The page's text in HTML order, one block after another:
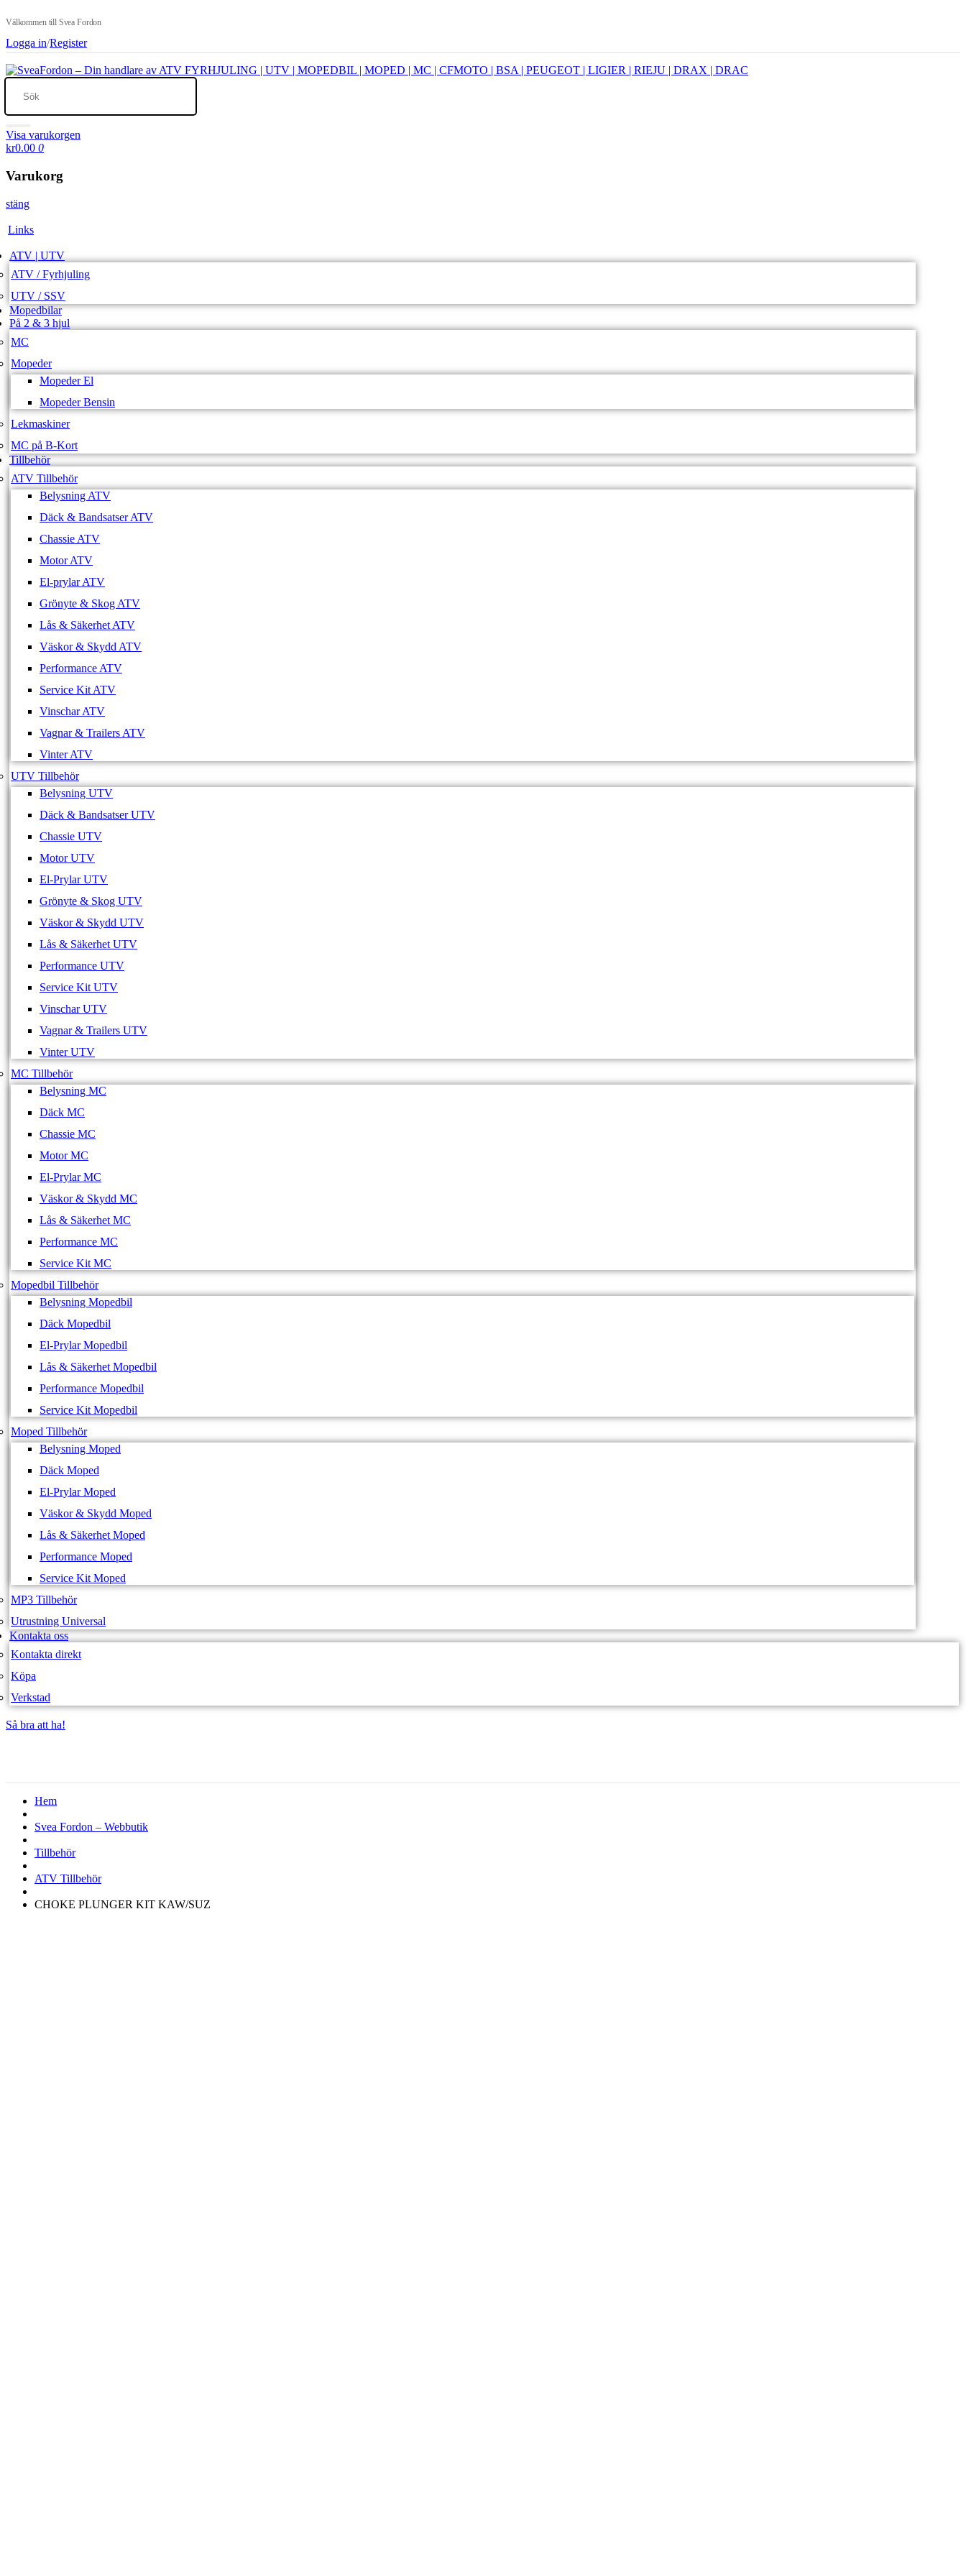
Välkommen till Svea Fordon
Logga in/Register
Visa varukorgen
kr0.00 0
Varukorg
stäng
Links
ATV | UTV
ATV / Fyrhjuling
UTV / SSV
Mopedbilar
På 2 & 3 hjul
MC
Mopeder
Mopeder El
Mopeder Bensin
Lekmaskiner
MC på B-Kort
Tillbehör
ATV Tillbehör
Belysning ATV
Däck & Bandsatser ATV
Chassie ATV
Motor ATV
El-prylar ATV
Grönyte & Skog ATV
Lås & Säkerhet ATV
Väskor & Skydd ATV
Performance ATV
Service Kit ATV
Vinschar ATV
Vagnar & Trailers ATV
Vinter ATV
UTV Tillbehör
Belysning UTV
Däck & Bandsatser UTV
Chassie UTV
Motor UTV
El-Prylar UTV
Grönyte & Skog UTV
Väskor & Skydd UTV
Lås & Säkerhet UTV
Performance UTV
Service Kit UTV
Vinschar UTV
Vagnar & Trailers UTV
Vinter UTV
MC Tillbehör
Belysning MC
Däck MC
Chassie MC
Motor MC
El-Prylar MC
Väskor & Skydd MC
Lås & Säkerhet MC
Performance MC
Service Kit MC
Mopedbil Tillbehör
Belysning Mopedbil
Däck Mopedbil
El-Prylar Mopedbil
Lås & Säkerhet Mopedbil
Performance Mopedbil
Service Kit Mopedbil
Moped Tillbehör
Belysning Moped
Däck Moped
El-Prylar Moped
Väskor & Skydd Moped
Lås & Säkerhet Moped
Performance Moped
Service Kit Moped
MP3 Tillbehör
Utrustning Universal
Kontakta oss
Kontakta direkt
Köpa
Verkstad
Så bra att ha!
Hem
Svea Fordon – Webbutik
Tillbehör
ATV Tillbehör
CHOKE PLUNGER KIT KAW/SUZ